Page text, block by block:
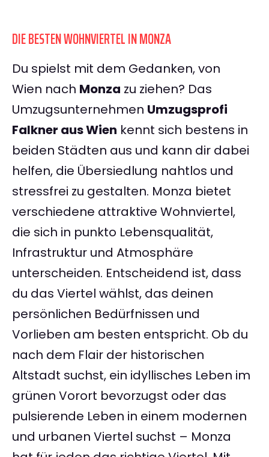
DIE BESTEN WOHNVIERTEL IN MONZA
Du spielst mit dem Gedanken, von
Wien nach Monza zu ziehen? Das
Umzugsunternehmen Umzugsprofi
Falkner aus Wien kennt sich bestens in
beiden Städten aus und kann dir dabei
helfen, die Übersiedlung nahtlos und
stressfrei zu gestalten. Monza bietet
verschiedene attraktive Wohnviertel,
die sich in punkto Lebensqualität,
Infrastruktur und Atmosphäre
unterscheiden. Entscheidend ist, dass
du das Viertel wählst, das deinen
persönlichen Bedürfnissen und
Vorlieben am besten entspricht. Ob du
nach dem Flair der historischen
Altstadt suchst, ein idyllisches Leben im
grünen Vorort bevorzugst oder das
pulsierende Leben in einem modernen
und urbanen Viertel suchst – Monza